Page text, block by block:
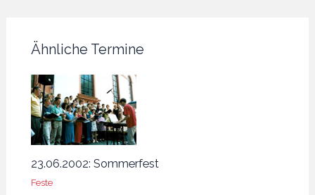
Ähnliche Termine
23.06.2002: Sommerfest
Feste